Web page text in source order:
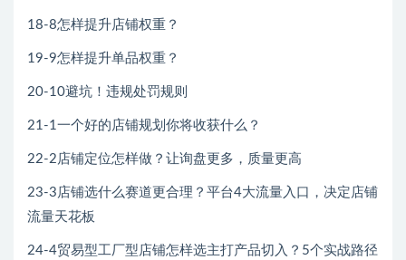
18-8怎样提升店铺权重？
19-9怎样提升单品权重？
20-10避坑！违规处罚规则
21-1一个好的店铺规划你将收获什么？
22-2店铺定位怎样做？让询盘更多，质量更高
23-3店铺选什么赛道更合理？平台4大流量入口，决定店铺
流量天花板
24-4贸易型工厂型店铺怎样选主打产品切入？5个实战路径